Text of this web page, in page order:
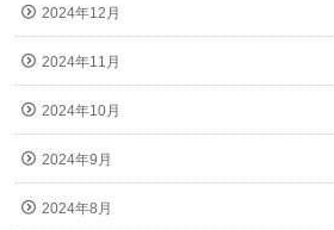
2024年12月
2024年11月
2024年10月
2024年9月
2024年8月